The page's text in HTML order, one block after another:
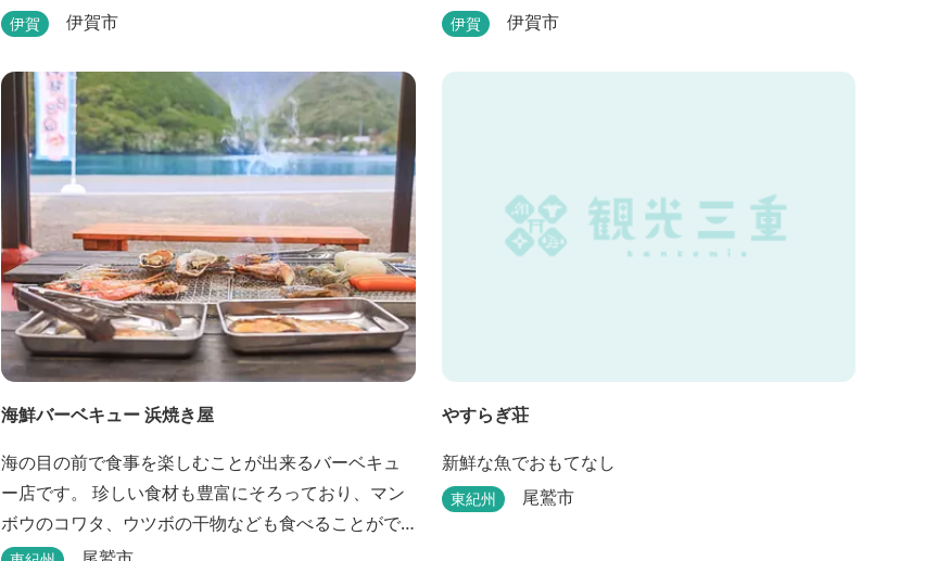
として生まれ変わりました。 館内には図書館やホテ
ンフォメーションセンター」や伊賀の逸品を取り揃
えた「伊賀百貨 Souvenir Shop」も併殺されていま
す。
伊賀 伊賀市
ぎを提供いたします。大浴場や駐車場などルートイ
な和のニュアンスを湛えた空間は、ビジネスにも観
伊賀 伊賀市
海鮮バーベキュー 浜焼き屋
海の目の前で食事を楽しむことが出来るバーベキュ
ー店です。 珍しい食材も豊富にそろっており、マン
ボウのコワタ、ウツボの干物なども食べることがで
きます。
やすらぎ荘
新鮮な魚でおもてなし
東紀州 尾鷲市